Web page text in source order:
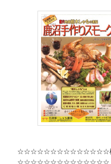
☆☆☆☆☆☆☆☆☆☆☆☆☆☆栃木
☆☆☆☆☆☆☆☆☆☆☆☆☆☆